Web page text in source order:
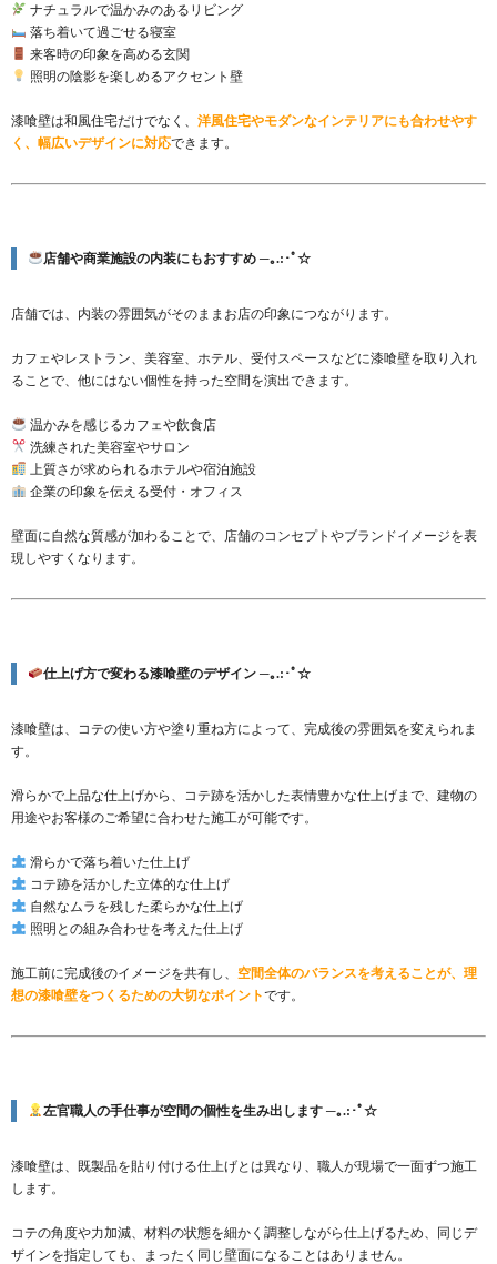
ナチュラルで温かみのあるリビング
落ち着いて過ごせる寝室
来客時の印象を高める玄関
照明の陰影を楽しめるアクセント壁
漆喰壁は和風住宅だけでなく、 洋風住宅やモダンなインテリアにも合わせやす
く、幅広いデザインに対応できます。
店舗や商業施設の内装にもおすすめ ─｡.:･ﾟ☆
店舗では、内装の雰囲気がそのままお店の印象につながります。
カフェやレストラン、美容室、ホテル、受付スペースなどに漆喰壁を取り入れ
ることで、他にはない個性を持った空間を演出できます。
温かみを感じるカフェや飲食店
洗練された美容室やサロン
上質さが求められるホテルや宿泊施設
企業の印象を伝える受付・オフィス
壁面に自然な質感が加わることで、店舗のコンセプトやブランドイメージを表
現しやすくなります。
仕上げ方で変わる漆喰壁のデザイン ─｡.:･ﾟ☆
漆喰壁は、コテの使い方や塗り重ね方によって、完成後の雰囲気を変えられま
す。
滑らかで上品な仕上げから、コテ跡を活かした表情豊かな仕上げまで、建物の
用途やお客様のご希望に合わせた施工が可能です。
滑らかで落ち着いた仕上げ
コテ跡を活かした立体的な仕上げ
自然なムラを残した柔らかな仕上げ
照明との組み合わせを考えた仕上げ
施工前に完成後のイメージを共有し、 空間全体のバランスを考えることが、理
想の漆喰壁をつくるための大切なポイントです。
左官職人の手仕事が空間の個性を生み出します ─｡.:･ﾟ☆
漆喰壁は、既製品を貼り付ける仕上げとは異なり、職人が現場で一面ずつ施工
します。
コテの角度や力加減、材料の状態を細かく調整しながら仕上げるため、同じデ
ザインを指定しても、まったく同じ壁面になることはありません。